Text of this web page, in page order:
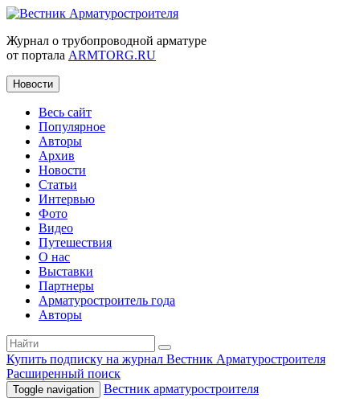
Журнал о трубопроводной арматуре
от портала ARMTORG.RU
Новости
Весь сайт
Популярное
Авторы
Архив
Новости
Статьи
Интервью
Фото
Видео
Путешествия
О нас
Выставки
Партнеры
Арматуростроитель года
Авторы
Купить подписку на журнал Вестник Арматуростроителя
Расширенный поиск
Toggle navigation Вестник арматуростроителя